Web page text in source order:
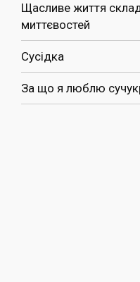
Щасливе життя
миттєвостей
Сусідка
За що я люблю